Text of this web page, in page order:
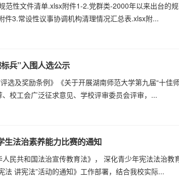
范性文件清单.xlsx附件1-2.党群类-2000年以来出台的
件3.常设性议事协调机构清理情况汇总表.xlsx附...
兵”入围人选公示
选及奖励条例》《关于开展湖南师范大学第九届“十佳
校工会广泛征求意见、学校评审委员会评审，...
生法治素养能力比赛的通知
民共和国法治宣传教育法》， 深化青少年宪法法治教
法 讲宪法”活动的通知》工作部署，结合我校实际...